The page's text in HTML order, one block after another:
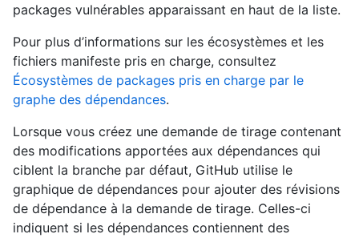
packages vulnérables apparaissant en haut de la liste.
Pour plus d’informations sur les écosystèmes et les
fichiers manifeste pris en charge, consultez
Écosystèmes de packages pris en charge par le
graphe des dépendances.
Lorsque vous créez une demande de tirage contenant
des modifications apportées aux dépendances qui
ciblent la branche par défaut, GitHub utilise le
graphique de dépendances pour ajouter des révisions
de dépendance à la demande de tirage. Celles-ci
indiquent si les dépendances contiennent des